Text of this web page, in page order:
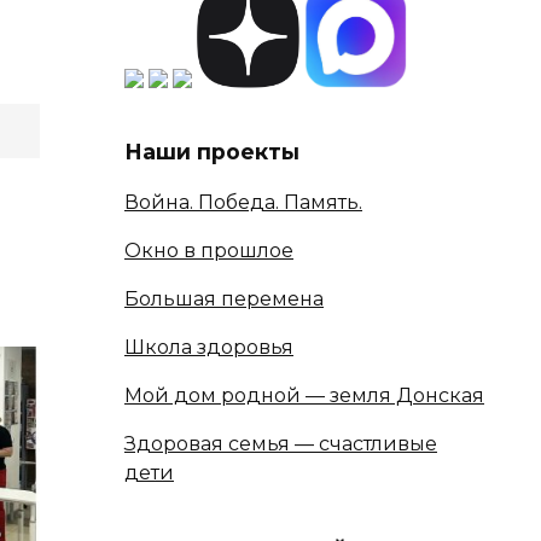
Наши проекты
Война. Победа. Память.
Окно в прошлое
Большая перемена
Школа здоровья
Мой дом родной — земля Донская
Здоровая семья — счастливые
дети